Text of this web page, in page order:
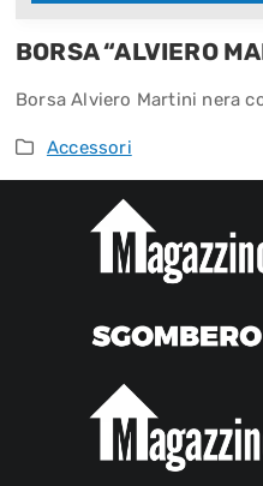
BORSA “ALVIERO
Borsa Alviero Martini nera
Accessori